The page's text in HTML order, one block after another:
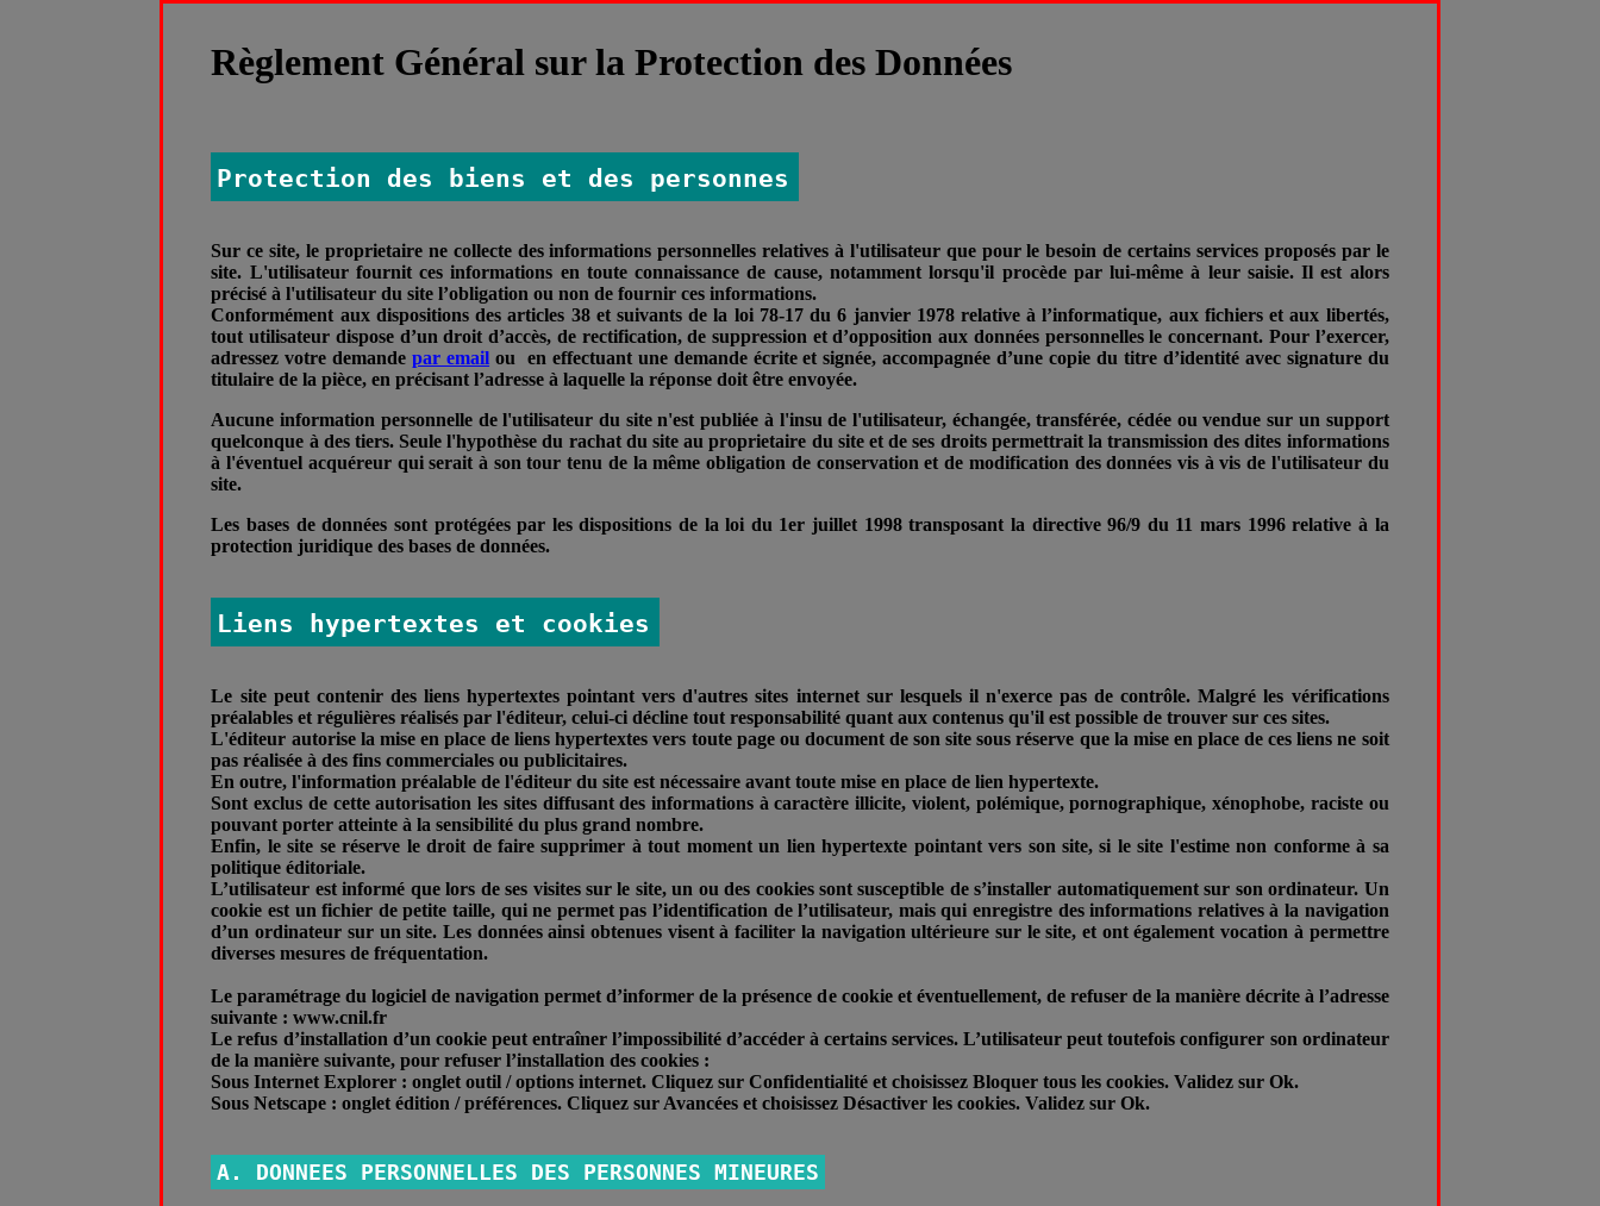
Règlement Général sur la Protection des Données
Protection des biens et des personnes
Sur ce site, le proprietaire ne collecte des informations personnelles relatives à l'utilisateur que pour le besoin de certains services proposés par le
site. L'utilisateur fournit ces informations en toute connaissance de cause, notamment lorsqu'il procède par lui-même à leur saisie. Il est alors
précisé à l'utilisateur du site l’obligation ou non de fournir ces informations.
Conformément aux dispositions des articles 38 et suivants de la loi 78-17 du 6 janvier 1978 relative à l’informatique, aux fichiers et aux libertés,
tout utilisateur dispose d’un droit d’accès, de rectification, de suppression et d’opposition aux données personnelles le concernant. Pour l’exercer,
adressez votre demandepar email ou en effectuant une demande écrite et signée, accompagnée d’une copie du titre d’identité avec signature du
titulaire de la pièce, en précisant l’adresse à laquelle la réponse doit être envoyée.
Aucune information personnelle de l'utilisateur du site n'est publiée à l'insu de l'utilisateur, échangée, transférée, cédée ou vendue sur un support
quelconque à des tiers. Seule l'hypothèse du rachat du site au proprietaire du site et de ses droits permettrait la transmission des dites informations
à l'éventuel acquéreur qui serait à son tour tenu de la même obligation de conservation et de modification des données vis à vis de l'utilisateur du
site.
Les bases de données sont protégées par les dispositions de la loi du 1er juillet 1998 transposant la directive 96/9 du 11 mars 1996 relative à la
protection juridique des bases de données.
Liens hypertextes et cookies
Le site peut contenir des liens hypertextes pointant vers d'autres sites internet sur lesquels il n'exerce pas de contrôle. Malgré les vérifications
préalables et régulières réalisés par l'éditeur, celui-ci décline tout responsabilité quant aux contenus qu'il est possible de trouver sur ces sites.
L'éditeur autorise la mise en place de liens hypertextes vers toute page ou document de son site sous réserve que la mise en place de ces liens ne soit
pas réalisée à des fins commerciales ou publicitaires.
En outre, l'information préalable de l'éditeur du site est nécessaire avant toute mise en place de lien hypertexte.
Sont exclus de cette autorisation les sites diffusant des informations à caractère illicite, violent, polémique, pornographique, xénophobe, raciste ou
pouvant porter atteinte à la sensibilité du plus grand nombre.
Enfin, le site se réserve le droit de faire supprimer à tout moment un lien hypertexte pointant vers son site, si le site l'estime non conforme à sa
politique éditoriale.
L’utilisateur est informé que lors de ses visites sur le site, un ou des cookies sont susceptible de s’installer automatiquement sur son ordinateur. Un
cookie est un fichier de petite taille, qui ne permet pas l’identification de l’utilisateur, mais qui enregistre des informations relatives à la navigation
d’un ordinateur sur un site. Les données ainsi obtenues visent à faciliter la navigation ultérieure sur le site, et ont également vocation à permettre
diverses mesures de fréquentation.
Le paramétrage du logiciel de navigation permet d’informer de la présence de cookie et éventuellement, de refuser de la manière décrite à l’adresse
suivante : www.cnil.fr
Le refus d’installation d’un cookie peut entraîner l’impossibilité d’accéder à certains services. L’utilisateur peut toutefois configurer son ordinateur
de la manière suivante, pour refuser l’installation des cookies :
Sous Internet Explorer : onglet outil / options internet. Cliquez sur Confidentialité et choisissez Bloquer tous les cookies. Validez sur Ok.
Sous Netscape : onglet édition / préférences. Cliquez sur Avancées et choisissez Désactiver les cookies. Validez sur Ok.
A. DONNEES PERSONNELLES DES PERSONNES MINEURES